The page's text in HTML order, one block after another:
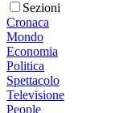
Sezioni
Cronaca
Mondo
Economia
Politica
Spettacolo
Televisione
People